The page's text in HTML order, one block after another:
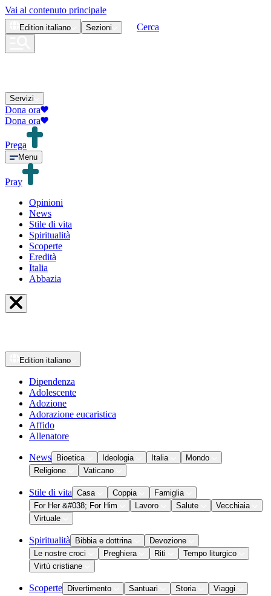
Vai al contenuto principale
Edition italiano Sezioni Cerca
Servizi
Dona ora
Dona ora
Prega
Menu
Pray
Opinioni
News
Stile di vita
Spiritualità
Scoperte
Eredità
Italia
Abbazia
Edition italiano
Dipendenza
Adolescente
Adozione
Adorazione eucaristica
Affido
Allenatore
News Bioetica Ideologia Italia
Mondo
Religione
Vaticano
Stile di vita Casa Coppia
Famiglia
For Her &#038; For Him
Lavoro Salute
Vecchiaia
Virtuale
Spiritualità Bibbia e dottrina
Devozione
Le nostre croci
Preghiera Riti
Tempo liturgico
Virtù cristiane
Scoperte Divertimento Santuari Storia Viaggi